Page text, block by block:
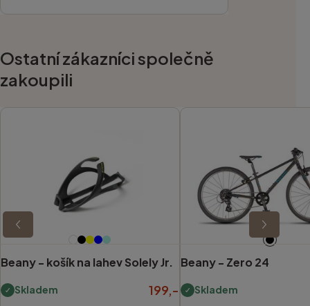
Ostatní zákazníci společně
zakoupili
Beany - košík na lahev Solely Jr.
Skladem 199,-
Beany - Zero 24
Skladem